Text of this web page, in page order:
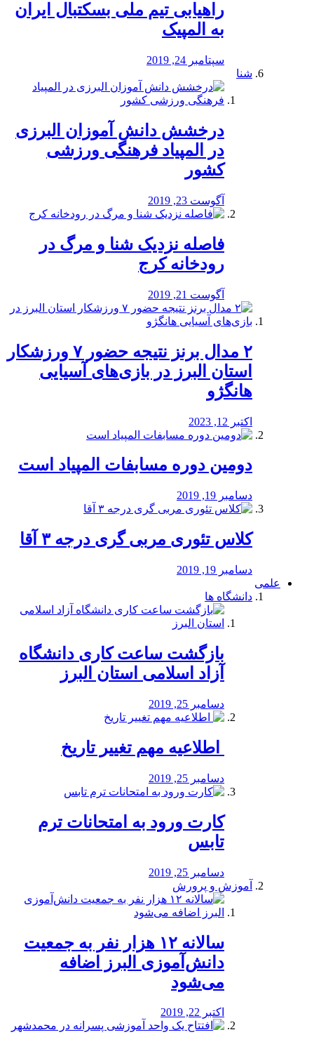
راهیابی تیم ملی بسکتبال ایران
به المپیک
سپتامبر 24, 2019
شنا
درخشش دانش آموزان البرزی
در المپیاد فرهنگی ورزشی
کشور
آگوست 23, 2019
️فاصله نزدیک شنا و مرگ در
رودخانه کرج
آگوست 21, 2019
۲ مدال برنز نتیجه حضور ۷ ورزشکار
استان البرز در بازی‌های آسیایی
هانگژو
اکتبر 12, 2023
دومین دوره مسابفات المپیاد است
دسامبر 19, 2019
کلاس تئوری مربی گری درجه ۳ آقا
دسامبر 19, 2019
علمی
دانشگاه ها
بازگشت ساعت کاری دانشگاه
آزاد اسلامی استان البرز
دسامبر 25, 2019
️ اطلاعیه مهم تغییر تاریخ
دسامبر 25, 2019
کارت ورود به امتحانات ترم
تابس
دسامبر 25, 2019
آموزش و پرورش
️سالانه ۱۲ هزار نفر به جمعیت
دانش‌آموزی البرز اضافه
می‌شود
اکتبر 22, 2019